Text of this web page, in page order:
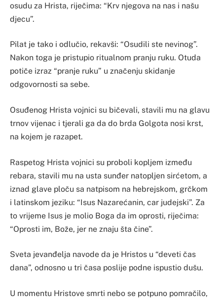
osudu za Hrista, riječima: “Krv njegova na nas i našu
djecu”.
Pilat je tako i odlučio, rekavši: “Osudili ste nevinog”.
Nakon toga je pristupio ritualnom pranju ruku. Otuda
potiče izraz “pranje ruku” u značenju skidanje
odgovornosti sa sebe.
Osuđenog Hrista vojnici su bičevali, stavili mu na glavu
trnov vijenac i tjerali ga da do brda Golgota nosi krst,
na kojem je razapet.
Raspetog Hrista vojnici su proboli kopljem između
rebara, stavili mu na usta sunđer natopljen sirćetom, a
iznad glave ploču sa natpisom na hebrejskom, grčkom
i latinskom jeziku: “Isus Nazarećanin, car judejski”. Za
to vrijeme Isus je molio Boga da im oprosti, riječima:
“Oprosti im, Bože, jer ne znaju šta čine”.
Sveta jevanđelja navode da je Hristos u “deveti čas
dana”, odnosno u tri časa poslije podne ispustio dušu.
U momentu Hristove smrti nebo se potpuno pomračilo,